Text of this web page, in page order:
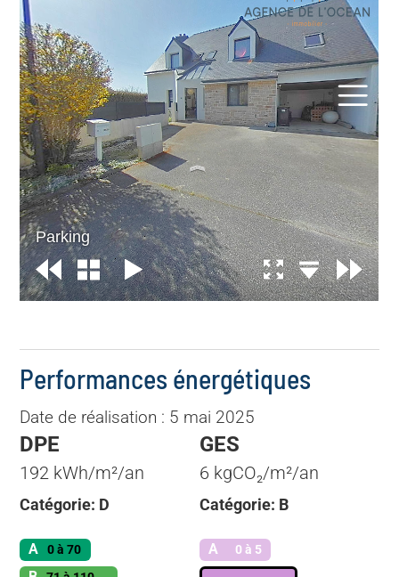
Performances énergétiques
Date de réalisation : 5 mai 2025
DPE
192 kWh/m²/an
Catégorie: D
A 0 à 70
GES
6 kgCO₂/m²/an
Catégorie: B
0 à 5
A